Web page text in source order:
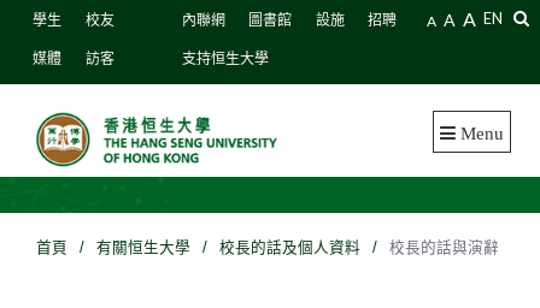
學生 校友
媒體 訪客
內聯網 圖書館 設施 招聘
支持恒生大學
A A A EN
Menu
首頁 / 有關恒生大學 / 校長的話及個人資料 / 校長的話與演辭